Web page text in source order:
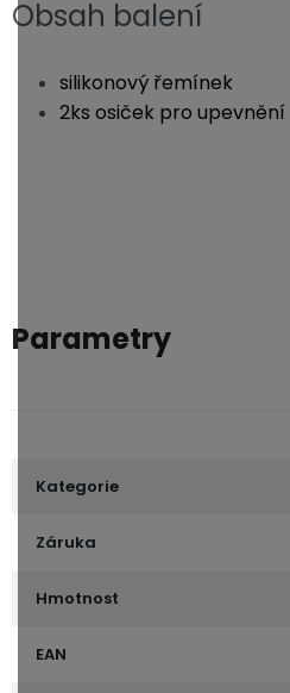
Obsah balení
silikonový řemínek
2ks osiček pro upevnění
Parametry
Kategorie
Záruka
Hmotnost
EAN